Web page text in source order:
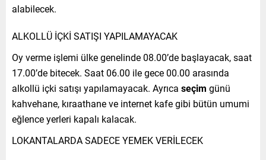
alabilecek.
ALKOLLÜ İÇKİ SATIŞI YAPILAMAYACAK
Oy verme işlemi ülke genelinde 08.00’de başlayacak, saat
17.00’de bitecek. Saat 06.00 ile gece 00.00 arasında
alkollü içki satışı yapılamayacak. Ayrıca seçim günü
kahvehane, kıraathane ve internet kafe gibi bütün umumi
eğlence yerleri kapalı kalacak.
LOKANTALARDA SADECE YEMEK VERİLECEK